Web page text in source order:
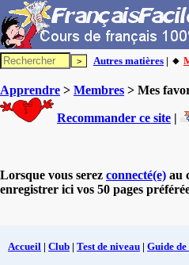
Autres matières | 🔸
Apprendre > Membres > Mes
Recommander ce site |
Lorsque vous serez connecté(e) au
enregistrer ici vos 50 pages
Accueil | Club | Test de niveau | Guide